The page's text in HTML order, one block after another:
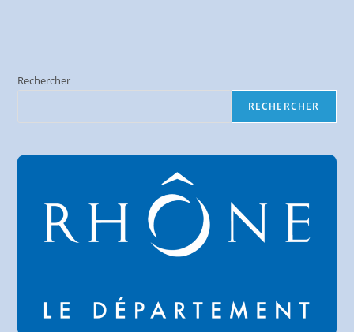
Rechercher
RECHERCHER